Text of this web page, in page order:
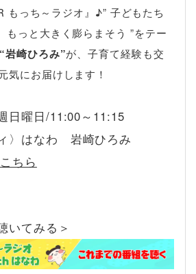
もっち～ラジオ』♪” 子どもたち
もっと大きく膨らまそう ”をテー
“岩崎ひろみ”が、子育て経験も交
気にお届けします！
日曜日/11:00～11:15
〉はなわ 岩崎ひろみ
ちら
いてみる＞